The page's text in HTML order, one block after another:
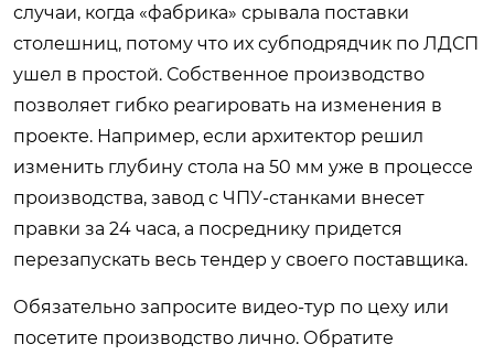
случаи, когда «фабрика» срывала поставки
столешниц, потому что их субподрядчик по ЛДСП
ушел в простой. Собственное производство
позволяет гибко реагировать на изменения в
проекте. Например, если архитектор решил
изменить глубину стола на 50 мм уже в процессе
производства, завод с ЧПУ-станками внесет
правки за 24 часа, а посреднику придется
перезапускать весь тендер у своего поставщика.
Обязательно запросите видео-тур по цеху или
посетите производство лично. Обратите